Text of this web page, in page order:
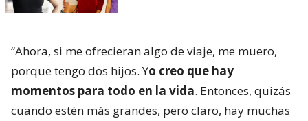
“Ahora, si me ofrecieran algo de viaje, me muero,
porque tengo dos hijos. Yo creo que hay
momentos para todo en la vida. Entonces, quizás
cuando estén más grandes, pero claro, hay muchas